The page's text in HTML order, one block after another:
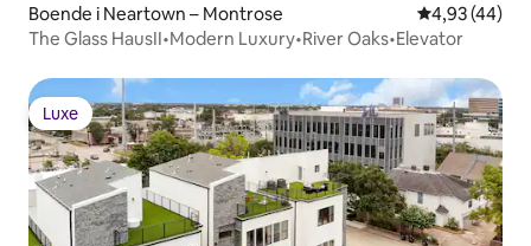
Boende i Neartown – Montrose 4,93 av 5 i
4,93 (44)
The Glass HausII•Modern Luxury•River Oaks•Elevator
Luxe
Luxe